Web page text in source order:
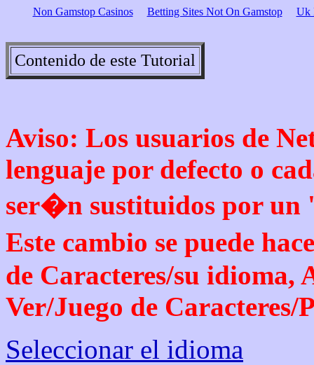
Non Gamstop Casinos Betting Sites Not On Gamstop Uk
Contenido de este Tutorial
Aviso: Los usuarios de
lenguaje por defecto o
ser�n sustituidos por un
Este cambio se puede
de Caracteres/su idioma,
Ver/Juego de Caracteres/
Seleccionar el idioma